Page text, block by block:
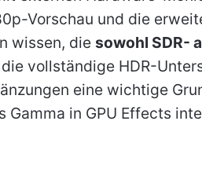
Vorschau und die
wissen, die sowohl SDR-
vollständige HDR-
eine wichtige
in GPU Effects